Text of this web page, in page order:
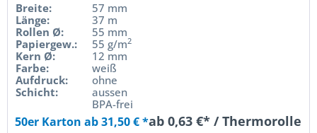
Breite:
57 mm
Länge:
37 m
Rollen Ø:
55 mm
Papiergew.:
55 g/m2
Kern Ø:
12 mm
Farbe:
weiß
Aufdruck:
ohne
Schicht:
aussen
BPA-frei
ab 0,63 €* / Thermorolle
50er Karton ab 31,50 € *